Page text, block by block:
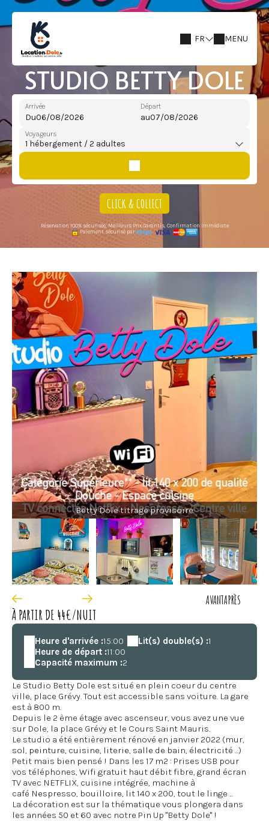
FR MENU
STUDIO BETTY DOLE
Arrivée
Du
Départ
au
Voyageurs
1 hébergement /2 adultes
CLICK & COLLECT
Réservation 100% sécurisée, Meilleurs Prix Garantis, Confirmation Immédiate
Paiement sécurisé par
Betty Dole titrage provisoire
AVANTAPRÈS
À PARTIR DE 44€/NUIT
Heure d'arrivée :15:00
Heure de départ :11:00
Capacité maximum :2
Lit(s) double(s) :1
Le Studio Betty Dole est situé en plein coeur du centre
ville, place Grévy. Tout est accessible sans voiture. La gare
est à 800 m.
Depuis le 2 ème étage avec ascenseur, vous avez une vue
sur Dole, la place Grévy et le Cours Saint Mauris.
Le studio a été entièrement rénové en janvier 2022 (mur,
sol, peinture, cuisine, literie, salle de bain, électricité ...)
Petit mais bien pensé ! Dans les 17 m2 : Prises USB pour
vos téléphones, Wifi gratuit haut débit fibre, grand écran
TV avec NETFLIX, cuisine intégrée, machine à
café Nespresso, bouilloire, lit 140 x 200, tout le linge ...
La décoration est sur la thématique vous plongera dans
les années 50 et 60 avec notre Pin Up "Betty Dole" !